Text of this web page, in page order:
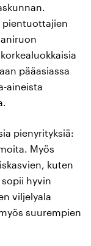
pientuottajien
pääasiassa
aineista
pienyrityksiä:
Myös
kuten
hyvin
viljelyala
suurempien